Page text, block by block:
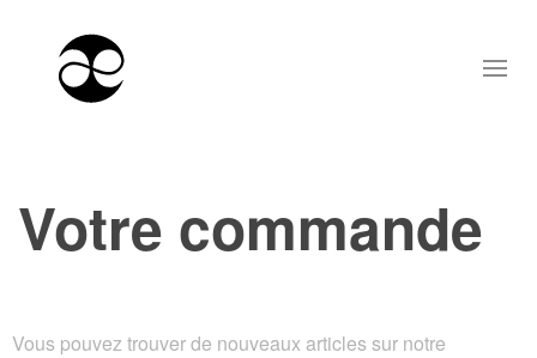
Votre commande
Vous pouvez trouver de nouveaux articles sur notre